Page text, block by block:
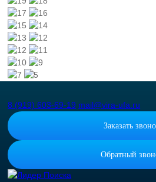
8 (919) 603-69-19 mail@vira-ufa.ru
Заказать
Обратный